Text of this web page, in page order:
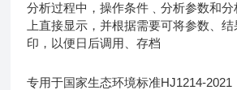
分析过程中，操作条件﹑分析参数和
上直接显示，并根据需要可将参数、
印，以便日后调用、存档
专用于国家生态环境标准HJ1214-2021